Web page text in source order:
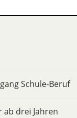
Schule-Beruf
drei Jahren